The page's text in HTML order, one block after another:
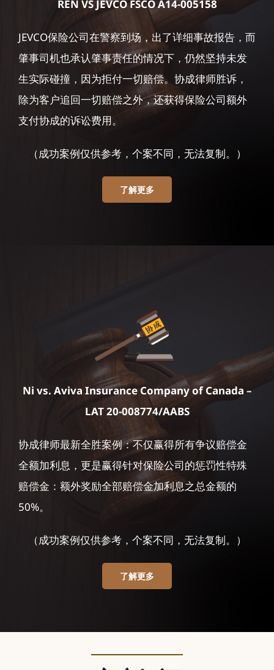
REN VS JEVCO FSCO A14-005158
JEVCO保险公司在警察到场，出了详细事故报告，而
肇事司机也承认肇事责任的情况下，仍然坚持未发
生实际碰撞，因为拒付一切赔偿。协成律师胜诉，
除为客户追回一切赔偿之外，还获得保险公司额外
支付协成的诉讼费用。
（成功案例仅供参考，个案不同，无法复制。）
了解更多
Ni vs. Aviva Insurance Company of Canada –
LAT 20-008774/AABS
协成律师最新全胜案例：不仅赢得所有争议赔偿金
全额加利息，更是赢得针对保险公司的惩罚性特殊
赔偿金：额外奖励全部赔偿金加利息之总金额的
50%。
（成功案例仅供参考，个案不同，无法复制。）
了解更多